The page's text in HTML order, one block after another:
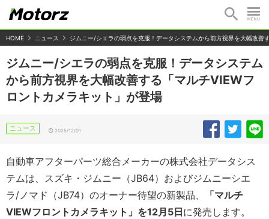
HOME ニュース ジムニー/シエラの弱点を克服！データシステムから前方視界を大幅改善
ジムニー/シエラの弱点を克服！データシステム
から前方視界を大幅改善する「マルチVIEWフ
ロントカメラキット」が登場
ニュース 2025/12/01
自動車アフターパーツ総合メーカーの株式会社データシス
テムは、スズキ・ジムニー（JB64）およびジムニーシエ
ラ/ノマド（JB74）のオーナー待望の新製品、
「マルチ
VIEWフロントカメラキット」を12月5日に発売します。